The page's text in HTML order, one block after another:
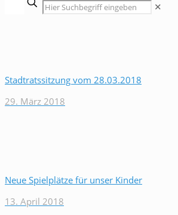
✕
Stadtratssitzung vom 28.03.2018
29. März 2018
Neue Spielplätze für unser Kinder
13. April 2018